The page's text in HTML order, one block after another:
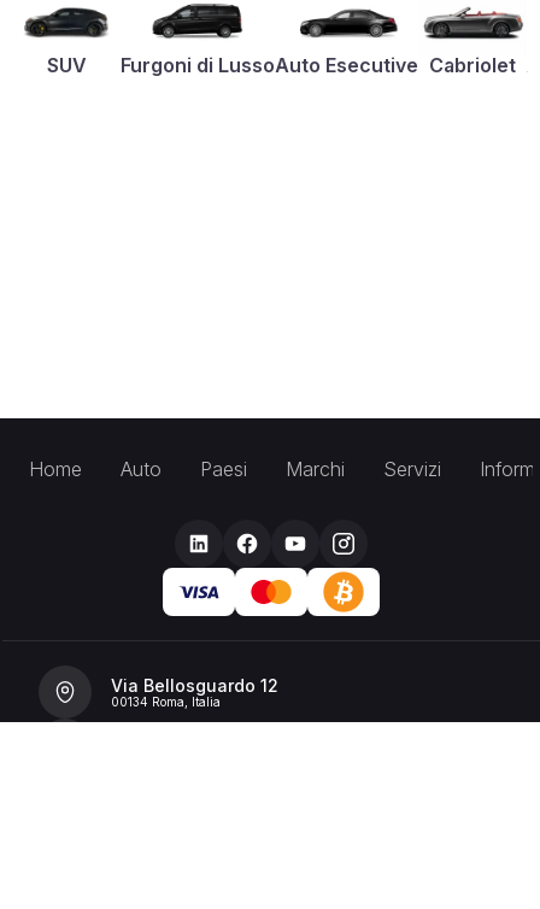
SUV Furgoni di LussoAuto Esecutive Cabriolet
Home Auto Paesi Marchi Servizi
Via Bellosguardo 12
00134 Roma, Italia